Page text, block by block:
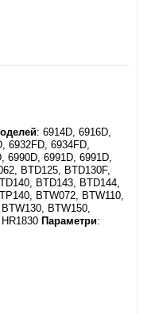
: 6914D, 6916D,
6932FD, 6934FD,
6990D, 6991D, 6991D,
BTD125, BTD130F,
BTD143, BTD144,
BTW072, BTW110,
BTW150,
Параметри: